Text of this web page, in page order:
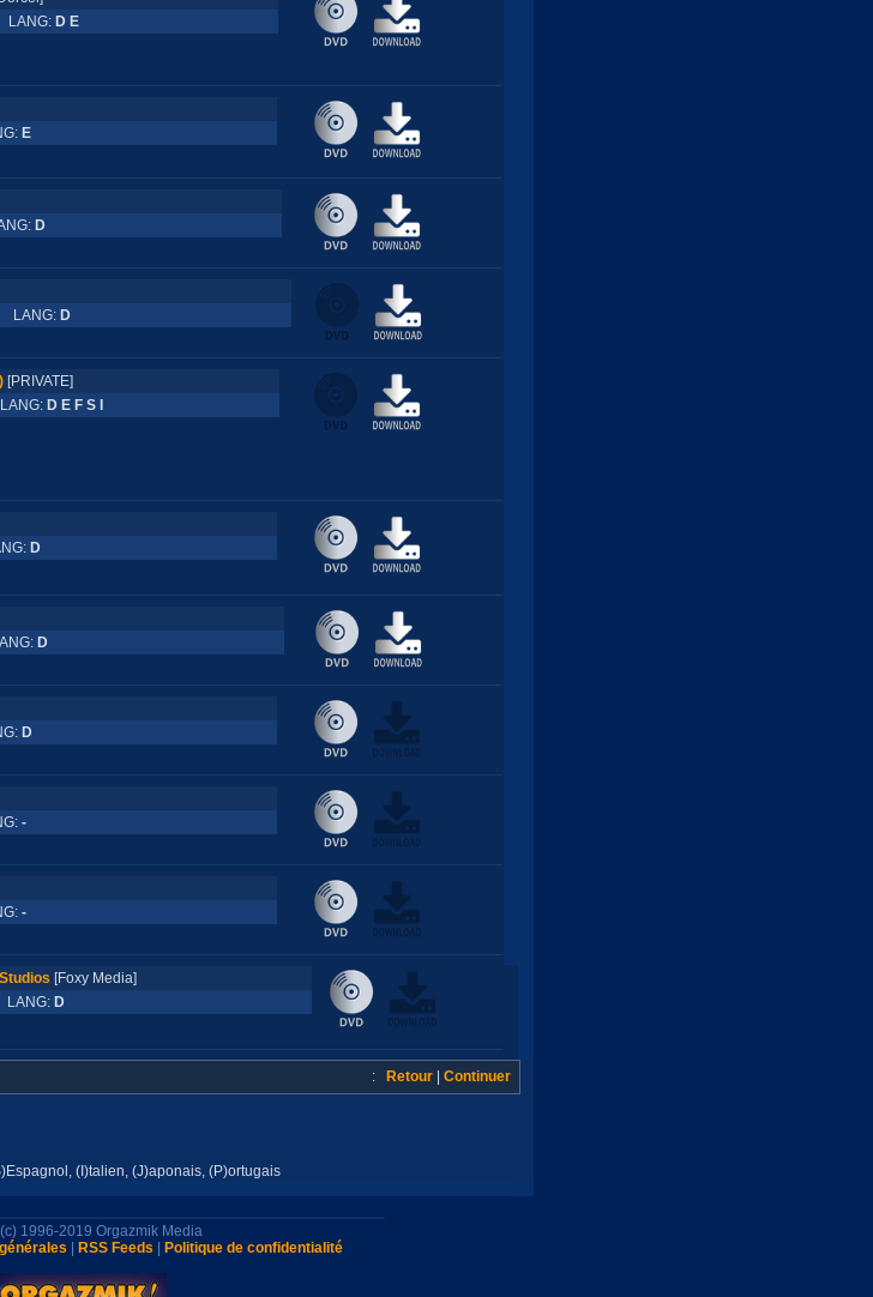
LANG: D E
E
D
LANG: D
[PRIVATE]
D E F S I
D
D
D
-
-
[Foxy Media]
LANG: D
: Retour Continuer
(I)talien, (J)aponais, (P)ortugais
1996-2019 Orgazmik Media
RSS Feeds Politique de confidentialité